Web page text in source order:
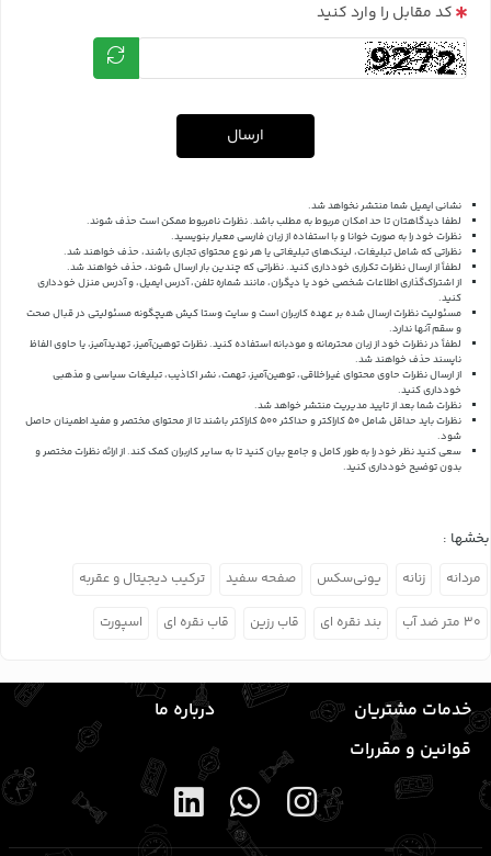
کد مقابل را وارد کنید
ارسال
نشانی ایمیل شما منتشر نخواهد شد.
لطفا دیدگاهتان تا حد امکان مربوط به مطلب باشد. نظرات نامربوط ممکن است حذف شوند.
نظرات خود را به صورت خوانا و با استفاده از زبان فارسی معیار بنویسید.
نظراتی که شامل تبلیغات، لینک‌های تبلیغاتی یا هر نوع محتوای تجاری باشند، حذف خواهند شد.
لطفاً از ارسال نظرات تکراری خودداری کنید. نظراتی که چندین بار ارسال شوند، حذف خواهند شد.
از اشتراک‌گذاری اطلاعات شخصی خود یا دیگران، مانند شماره تلفن، آدرس ایمیل، و آدرس منزل خودداری
کنید.
مسئولیت نظرات ارسال شده بر عهده کاربران است و سایت وستا کیش هیچگونه مسئولیتی در قبال صحت
و سقم آنها ندارد.
لطفاً در نظرات خود از زبان محترمانه و مودبانه استفاده کنید. نظرات توهین‌آمیز، تهدیدآمیز، یا حاوی الفاظ
ناپسند حذف خواهند شد.
از ارسال نظرات حاوی محتوای غیراخلاقی، توهین‌آمیز، تهمت، نشر اکاذیب، تبلیغات سیاسی و مذهبی
خودداری کنید.
نظرات شما بعد از تایید مدیریت منتشر خواهد شد.
نظرات باید حداقل شامل 50 کاراکتر و حداکثر 500 کاراکتر باشند تا از محتوای مختصر و مفید اطمینان حاصل
شود.
سعی کنید نظر خود را به طور کامل و جامع بیان کنید تا به سایر کاربران کمک کند.از ارائه نظرات مختصر و
بدون توضیح خودداری کنید.
بخشها :
مردانه زنانه یونی‌سکس صفحه سفید ترکیب دیجیتال و عقربه
۳۰ متر ضد آب بند نقره ای قاب رزین قاب نقره ای اسپورت
خدمات مشتریان
درباره ما
قوانین و مقررات